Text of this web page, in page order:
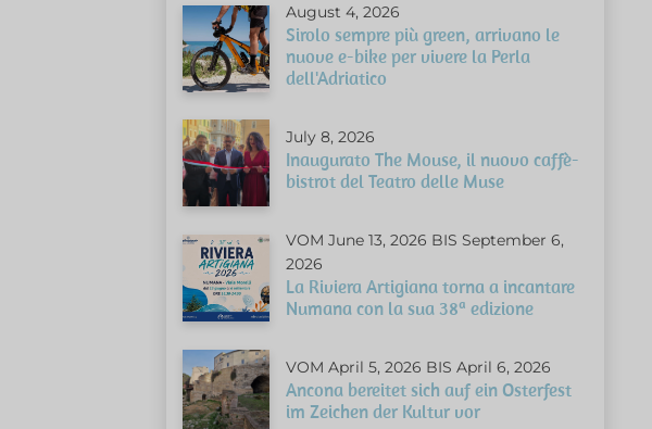
August 4, 2026
Sirolo sempre più green, arrivano le
nuove e-bike per vivere la Perla
dell'Adriatico
July 8, 2026
Inaugurato The Mouse, il nuovo caffè-
bistrot del Teatro delle Muse
VOM June 13, 2026 BIS September 6,
2026
La Riviera Artigiana torna a incantare
Numana con la sua 38ª edizione
VOM April 5, 2026 BIS April 6, 2026
Ancona bereitet sich auf ein Osterfest
im Zeichen der Kultur vor